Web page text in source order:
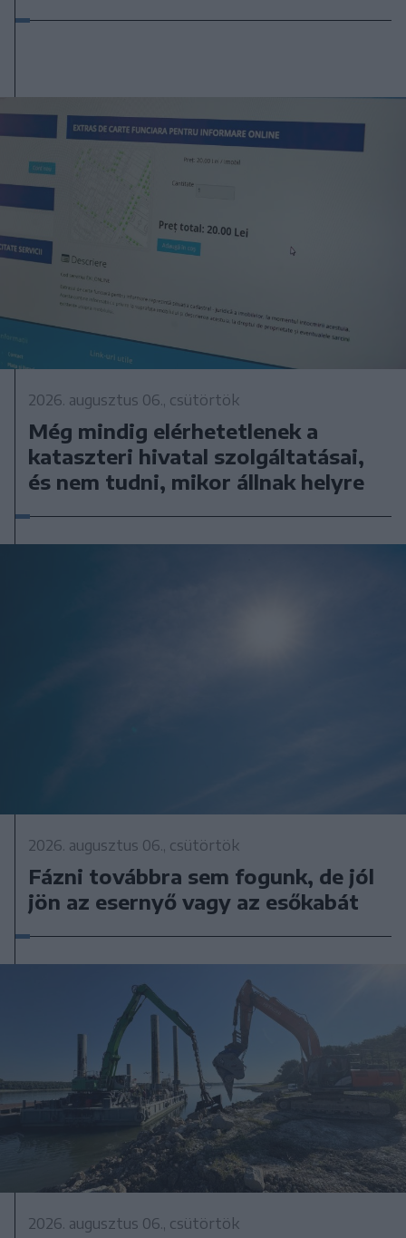
2026. augusztus 06., csütörtök
Még mindig elérhetetlenek a
kataszteri hivatal szolgáltatásai,
és nem tudni, mikor állnak helyre
2026. augusztus 06., csütörtök
Fázni továbbra sem fogunk, de jól
jön az esernyő vagy az esőkabát
2026. augusztus 06., csütörtök